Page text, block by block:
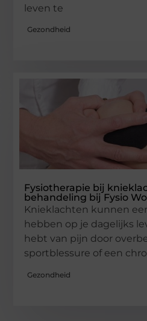
leven te
Gezondheid
Fysiotherapie bij
behandeling bij Fysio
Knieklachten kunnen
hebben op je dagelijks
hebt van pijn door
sportblessure of een
Gezondheid